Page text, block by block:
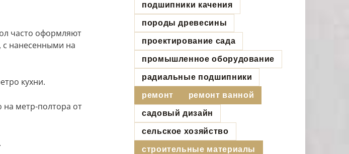
часто оформляют
с нанесенными на
кухни.
метр-полтора от
подшипники качения
породы древесины
проектирование сада
промышленное оборудование
радиальные подшипники
ремонт ремонт ванной
садовый дизайн
сельское хозяйство
строительные материалы